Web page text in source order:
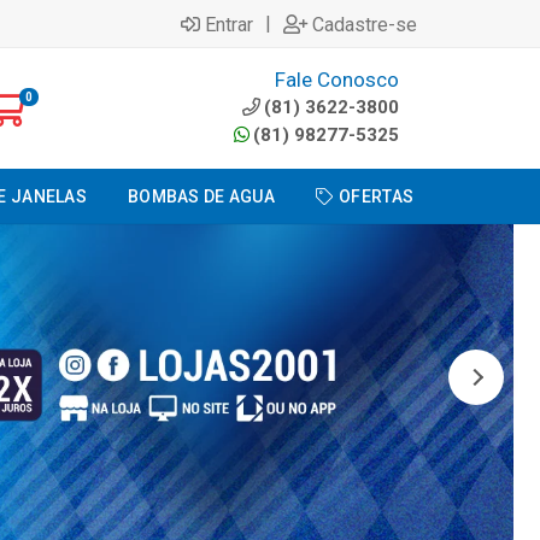
Entrar | Cadastre-se
0
Fale Conosco
(81) 3622-3800
(81) 98277-5325
JANELAS BOMBAS DE AGUA OFERTAS